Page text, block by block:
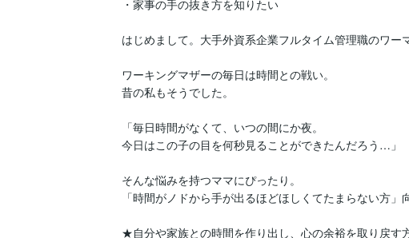
・家事の手の抜き方を知りたい
はじめまして。大手外資系企業フルタイム管理職のワー
ワーキングマザーの毎日は時間との戦い。
昔の私もそうでした。
「毎日時間がなくて、いつの間にか夜。
今日はこの子の目を何秒見ることができたんだろう…」
そんな悩みを持つママにぴったり。
「時間がノドから手が出るほどほしくてたまらない方」
★自分や家族との時間を作り出し、心の余裕を取り戻す